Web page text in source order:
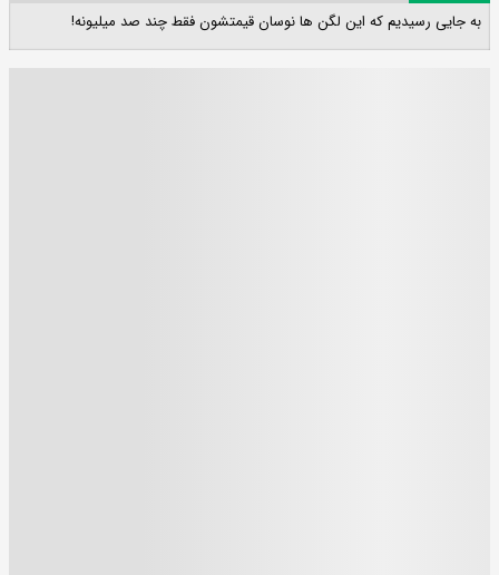
به جایی رسیدیم که این لگن ها نوسان قیمتشون فقط چند صد میلیونه!